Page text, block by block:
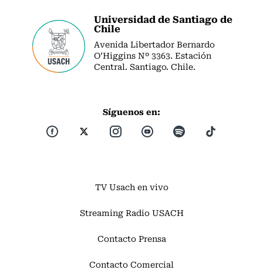
Universidad de Santiago de
Chile
Avenida Libertador Bernardo
O’Higgins Nº 3363. Estación
Central. Santiago. Chile.
Síguenos en:
TV Usach en vivo
Streaming Radio USACH
Contacto Prensa
Contacto Comercial